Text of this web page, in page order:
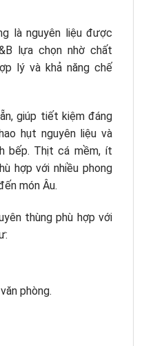
là nguyên liệu được
lựa chọn nhờ chất
lý và khả năng chế
giúp tiết kiệm đáng
hụt nguyên liệu và
bếp. Thịt cá mềm, ít
hợp với nhiều phong
món Âu.
thùng phù hợp với
phòng.